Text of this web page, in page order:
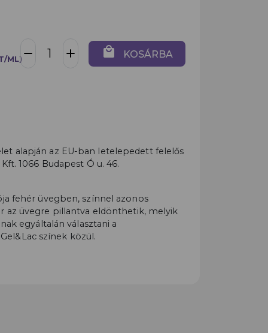
ML)remove add local_mall KOSÁRBA
alapján az EU-ban letelepedett felelős
1066 Budapest Ó u. 46.
fehér üvegben, színnel azonos
az üvegre pillantva eldönthetik, melyik
egyáltalán választani a
színek közül.